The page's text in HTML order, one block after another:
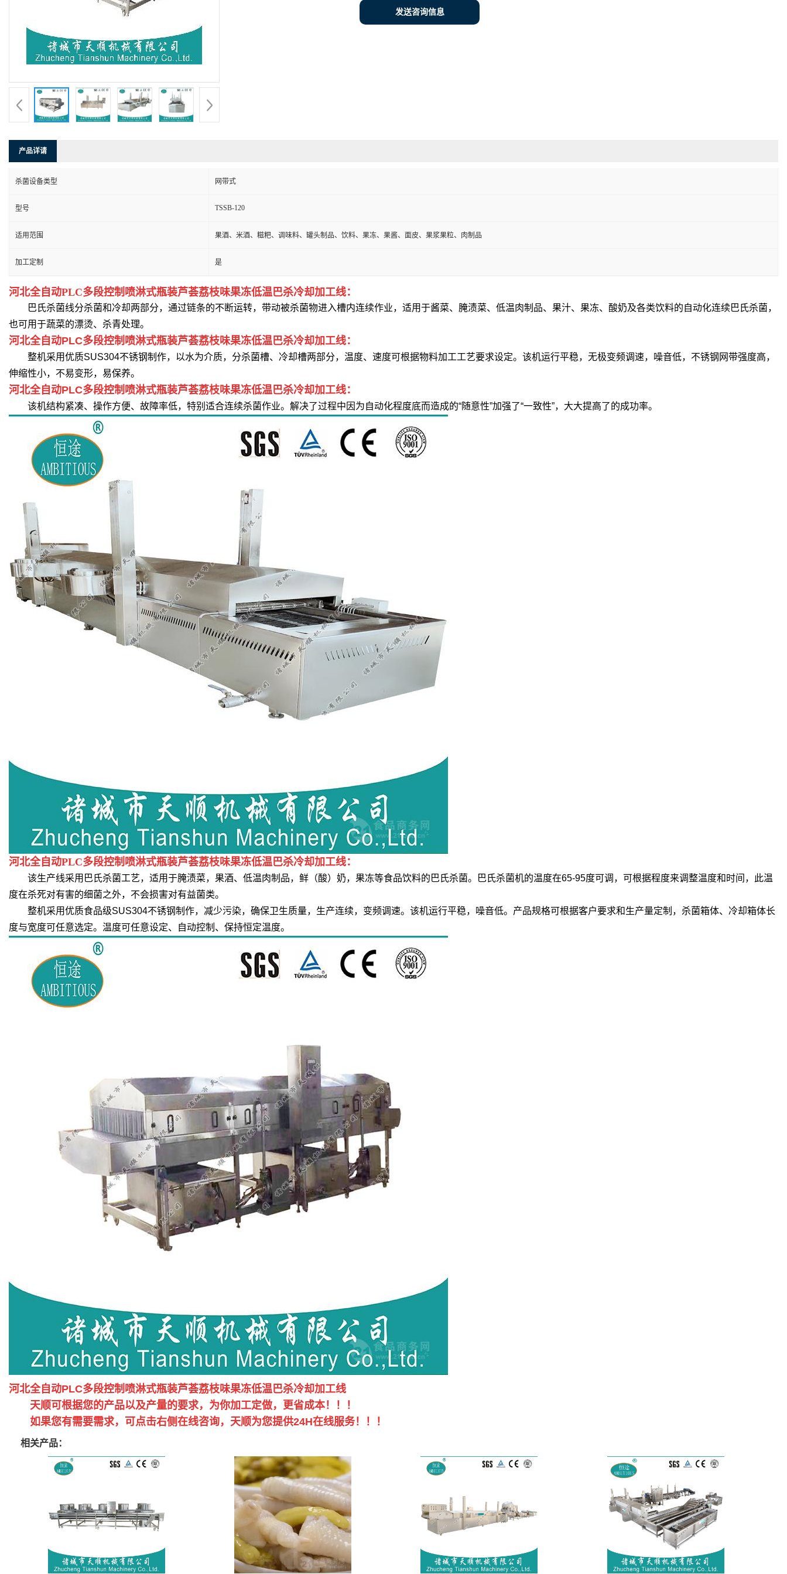
发送咨询信息
产品详请
杀菌设备类型 网带式
型号 TSSB-120
适用范围 果酒、米酒、糍粑、调味料、罐头制品、饮料、果冻、果酱、面皮、果浆果粒、肉制品
加工定制 是
河北全自动PLC多段控制喷淋式瓶装芦荟荔枝味果冻低温巴杀冷却加工线：
巴氏杀菌线分杀菌和冷却两部分，通过链条的不断运转，带动被杀菌物进入槽内连续作业，适用于酱菜、腌渍菜、低温肉制品、果汁、果冻、酸奶及各类饮料的自动化连续巴氏杀菌，
也可用于蔬菜的漂烫、杀青处理。
河北全自动PLC多段控制喷淋式瓶装芦荟荔枝味果冻低温巴杀冷却加工线：
整机采用优质SUS304不锈钢制作，以水为介质，分杀菌槽、冷却槽两部分，温度、速度可根据物料加工工艺要求设定。该机运行平稳，无极变频调速，噪音低，不锈钢网带强度高，
伸缩性小，不易变形，易保养。
河北全自动PLC多段控制喷淋式瓶装芦荟荔枝味果冻低温巴杀冷却加工线：
该机结构紧凑、操作方便、故障率低，特别适合连续杀菌作业。解决了过程中因为自动化程度底而造成的“随意性”加强了“一致性”，大大提高了的成功率。
河北全自动PLC多段控制喷淋式瓶装芦荟荔枝味果冻低温巴杀冷却加工线：
该生产线采用巴氏杀菌工艺，适用于腌渍菜，果酒、低温肉制品，鲜（酸）奶，果冻等食品饮料的巴氏杀菌。巴氏杀菌机的温度在65-95度可调，可根据程度来调整温度和时间，此温
度在杀死对有害的细菌之外，不会损害对有益菌类。
整机采用优质食品级SUS304不锈钢制作，减少污染，确保卫生质量，生产连续，变频调速。该机运行平稳，噪音低。产品规格可根据客户要求和生产量定制，杀菌箱体、冷却箱体长
度与宽度可任意选定。温度可任意设定、自动控制、保持恒定温度。
河北全自动PLC多段控制喷淋式瓶装芦荟荔枝味果冻低温巴杀冷却加工线
天顺可根据您的产品以及产量的要求，为你加工定做，更省成本！！！
如果您有需要需求，可点击右侧在线咨询，天顺为您提供24H在线服务！！！
相关产品：